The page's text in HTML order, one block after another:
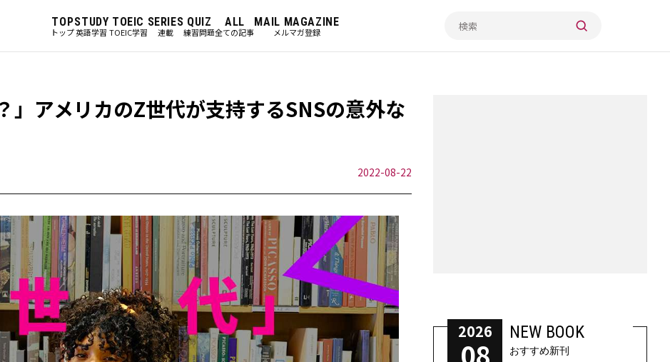
TOP
トップ
STUDY
英語学習
TOEIC
TOEIC学習
SERIES
連載
QUIZ
練習問題
ALL
全ての記事
MAIL MAGAZINE
メルマガ登録
」アメリカのZ世代が支持するSNSの意外な
2022-08-22
2026
08
NEW BOOK
おすすめ新刊